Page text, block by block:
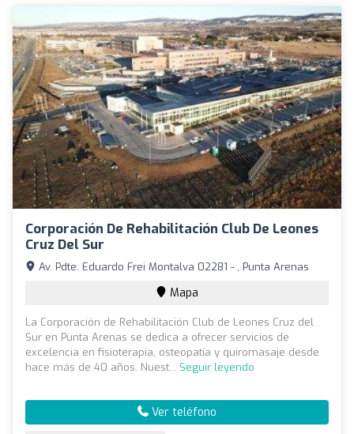
Corporación De Rehabilitación Club De Leones
Cruz Del Sur
Av. Pdte. Eduardo Frei Montalva 02281 - , Punta Arenas
Mapa
La Corporación de Rehabilitación Club de Leones Cruz del
Sur en Punta Arenas se dedica a ofrecer servicios de
excelencia en fisioterapia, osteopatía y quiromasaje desde
hace más de 40 años. Nuest... Seguir leyendo
Ver teléfono